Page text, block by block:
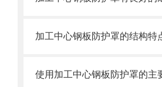
使用加工中心钢板防护罩的主